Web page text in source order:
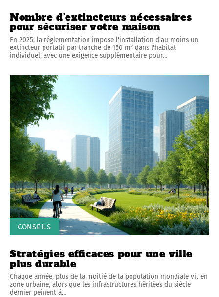
Nombre d’extincteurs nécessaires
pour sécuriser votre maison
En 2025, la réglementation impose l'installation d'au moins un
extincteur portatif par tranche de 150 m² dans l'habitat
individuel, avec une exigence supplémentaire pour…
CONSEILS
Stratégies efficaces pour une ville
plus durable
Chaque année, plus de la moitié de la population mondiale vit en
zone urbaine, alors que les infrastructures héritées du siècle
dernier peinent à…